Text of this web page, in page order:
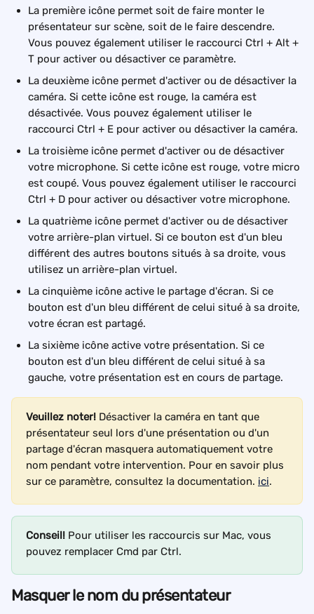
La première icône permet soit de faire monter le
présentateur sur scène, soit de le faire descendre.
Vous pouvez également utiliser le raccourci Ctrl + Alt +
T pour activer ou désactiver ce paramètre.
La deuxième icône permet d'activer ou de désactiver la
caméra. Si cette icône est rouge, la caméra est
désactivée. Vous pouvez également utiliser le
raccourci Ctrl + E pour activer ou désactiver la caméra.
La troisième icône permet d'activer ou de désactiver
votre microphone. Si cette icône est rouge, votre micro
est coupé. Vous pouvez également utiliser le raccourci
Ctrl + D pour activer ou désactiver votre microphone.
La quatrième icône permet d'activer ou de désactiver
votre arrière-plan virtuel. Si ce bouton est d'un bleu
différent des autres boutons situés à sa droite, vous
utilisez un arrière-plan virtuel.
La cinquième icône active le partage d'écran. Si ce
bouton est d'un bleu différent de celui situé à sa droite,
votre écran est partagé.
La sixième icône active votre présentation. Si ce
bouton est d'un bleu différent de celui situé à sa
gauche, votre présentation est en cours de partage.
Veuillez noter! Désactiver la caméra en tant que
présentateur seul lors d'une présentation ou d'un
partage d'écran masquera automatiquement votre
nom pendant votre intervention. Pour en savoir plus
sur ce paramètre, consultez la documentation. ici.
Conseil! Pour utiliser les raccourcis sur Mac, vous
pouvez remplacer Cmd par Ctrl.
Masquer le nom du présentateur